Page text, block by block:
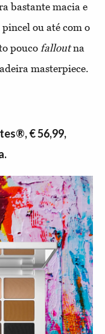
bastante macia e
ou até com o
pouco falloutna
masterpiece.
€ 56,99,